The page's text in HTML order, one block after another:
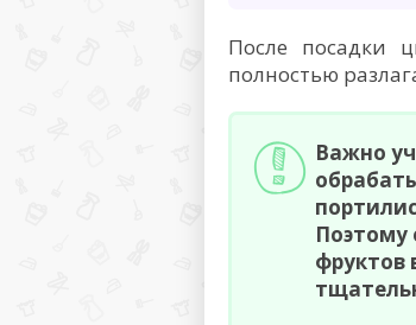
После посадки
полностью
Важно
Поэтому
фруктов